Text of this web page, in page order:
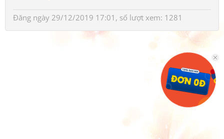
Đăng ngày 29/12/2019 17:01, số lượt xem: 1281